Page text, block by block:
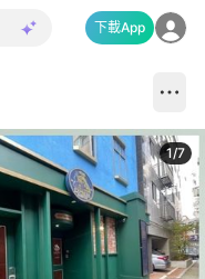
下載App
1/7